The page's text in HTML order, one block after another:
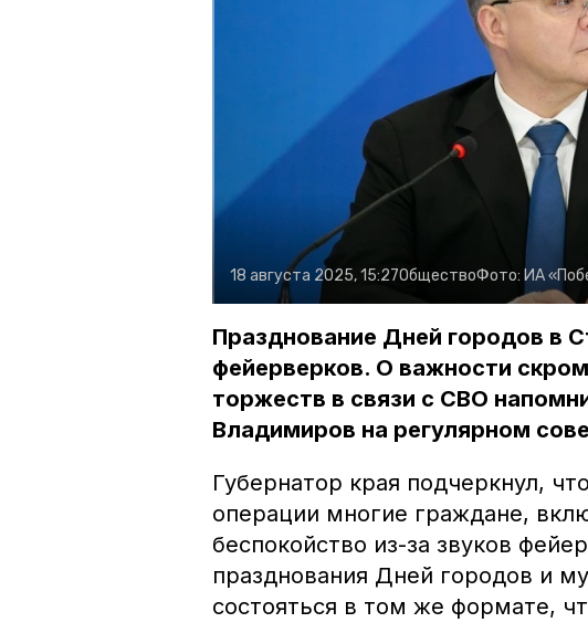
18 августа 2025, 15:27ОбществоФото: ИА
Празднование Дней городов в
фейерверков. О важности
торжеств в связи с СВО
Владимиров на регулярном
Губернатор края подчеркнул,
операции многие граждане,
беспокойство из-за звуков
празднования Дней городов и
состояться в том же формате,